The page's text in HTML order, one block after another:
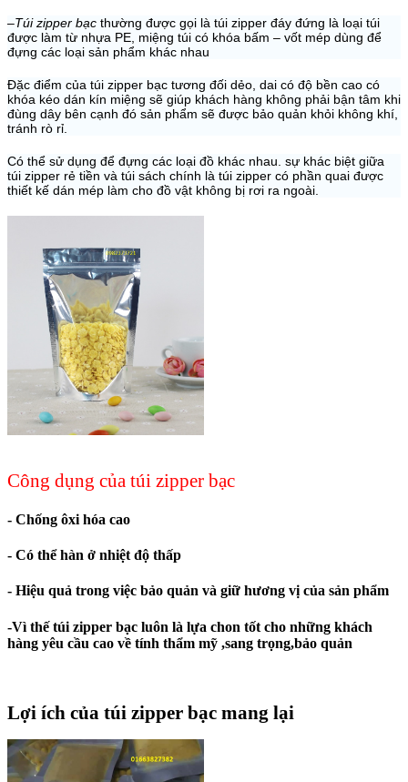
–Túi zipper bạc thường được gọi là túi zipper đáy đứng là loại túi
được làm từ nhựa PE, miệng túi có khóa bấm – vốt mép dùng để
đựng các loại sản phẩm khác nhau
Đặc điểm của túi zipper bạc tương đối dẻo, dai có độ bền cao có
khóa kéo dán kín miệng sẽ giúp khách hàng không phải bận tâm khi
đùng dây bên cạnh đó sản phẩm sẽ được bảo quản khỏi không khí,
tránh rò rỉ.
Có thể sử dụng để đựng các loại đồ khác nhau. sự khác biệt giữa
túi zipper rẻ tiền và túi sách chính là túi zipper có phần quai được
thiết kế dán mép làm cho đồ vật không bị rơi ra ngoài.
Công dụng của túi zipper bạc
- Chống ôxi hóa cao
- Có thể hàn ở nhiệt độ thấp
- Hiệu quả trong việc bảo quản và giữ hương vị của sản phẩm
-Vì thế túi zipper bạc luôn là lựa chon tốt cho những khách
hàng yêu cầu cao về tính thẩm mỹ ,sang trọng,bảo quản
Lợi ích của túi zipper bạc mang lại